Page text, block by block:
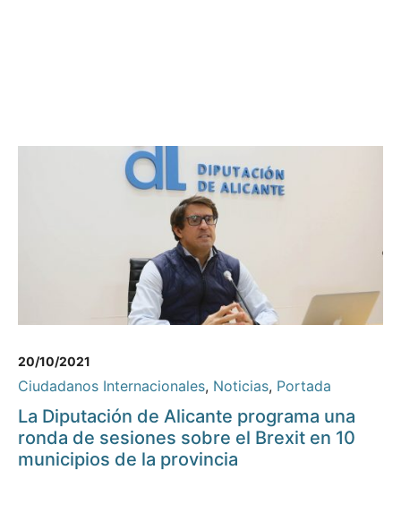
20/10/2021
Ciudadanos Internacionales, Noticias, Portada
La Diputación de Alicante programa una
ronda de sesiones sobre el Brexit en 10
municipios de la provincia